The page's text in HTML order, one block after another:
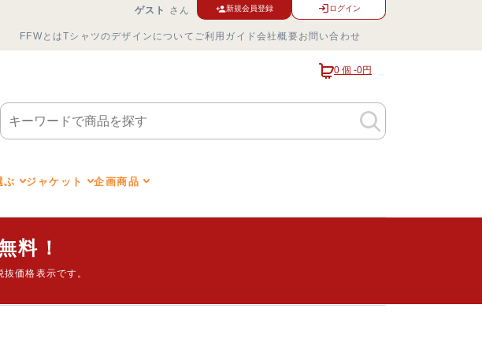
FFWとはTシャツのデザインについて ご利用ガイド会社概要お問い合わせ
ゲスト さん 新規会員登録 ログイン
0 個 -0円
ぶ ジャケット 企画商品
料！
価格表示です。